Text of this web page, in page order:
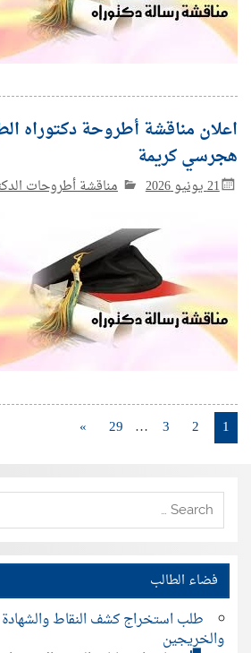
اعلان مناقشة أطروحة دكتوراه
هجرسي كريمة
21 يونيو 2026 مناقشة أطروحات
1
2
3
…
29
»
فضاء الطالب
طلب استخراج كشف النقاط والشهادة
والخريجين